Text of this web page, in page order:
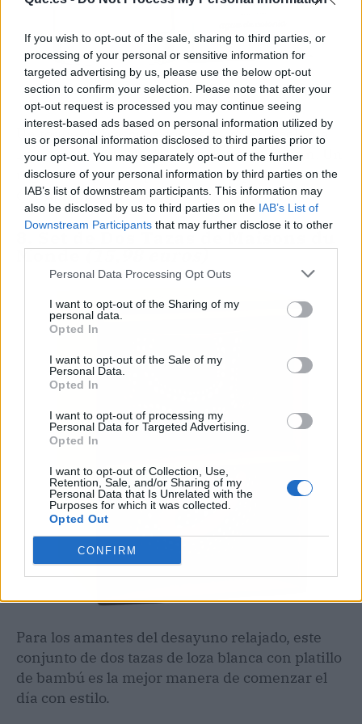
If you wish to opt-out of the sale, sharing to third parties, or
processing of your personal or sensitive information for
targeted advertising by us, please use the below opt-out
section to confirm your selection. Please note that after your
opt-out request is processed you may continue seeing
interest-based ads based on personal information utilized by
us or personal information disclosed to third parties prior to
your opt-out. You may separately opt-out of the further
disclosure of your personal information by third parties on the
IAB’s list of downstream participants. This information may
also be disclosed by us to third parties on the IAB’s List of
Downstream Participants that may further disclose it to other
Personal Data Processing Opt Outs
I want to opt-out of the Sharing of my
personal data.
Opted In
I want to opt-out of the Sale of my
Personal Data.
Opted In
I want to opt-out of processing my
Personal Data for Targeted Advertising.
Opted In
I want to opt-out of Collection, Use,
Retention, Sale, and/or Sharing of my
Personal Data that Is Unrelated with the
Purposes for which it was collected.
Opted Out
CONFIRM
Un toque de frescura con esta agua de colonia
La Chinata con flor del olivo, limón y jazmín. Un
regalo inesperado pero acertado para aquellos
que aprecian aromas naturales y ligeros.
8. Set de Dos Tazas de Maisons du
Monde (15,98 euros)
Para los amantes del desayuno relajado, este
conjunto de dos tazas de loza blanca con platillo
de bambú es la mejor manera de comenzar el
día con estilo.